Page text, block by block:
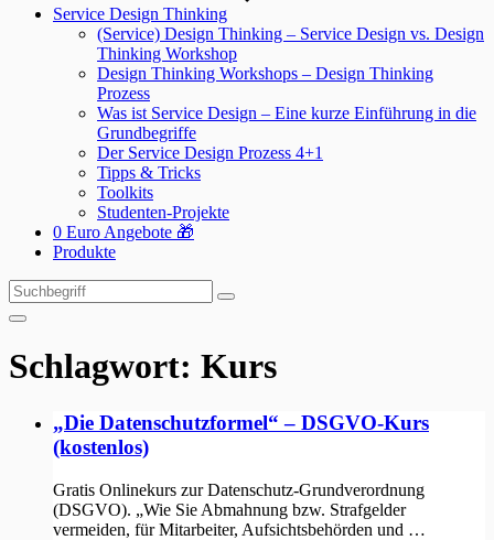
Service Design Thinking
(Service) Design Thinking – Service Design vs. Design
Thinking Workshop
Design Thinking Workshops – Design Thinking
Prozess
Was ist Service Design – Eine kurze Einführung in die
Grundbegriffe
Der Service Design Prozess 4+1
Tipps & Tricks
Toolkits
Studenten-Projekte
0 Euro Angebote 🎁
Produkte
Suchen
nach:
Suchen
Schlagwort: Kurs
„Die Datenschutzformel“ – DSGVO-Kurs
(kostenlos)
Gratis Onlinekurs zur Datenschutz-Grundverordnung
(DSGVO). „Wie Sie Abmahnung bzw. Strafgelder
vermeiden, für Mitarbeiter, Aufsichtsbehörden und …